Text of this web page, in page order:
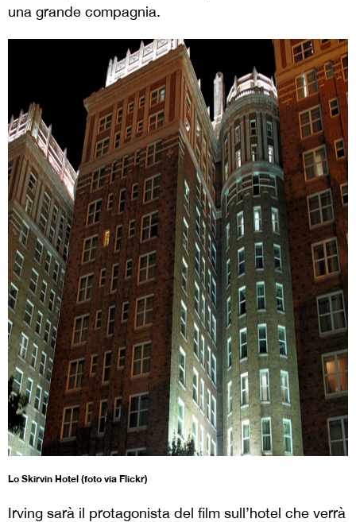
una grande compagnia.
Lo Skirvin Hotel (foto via Flickr)
Irving sarà il protagonista del film sull’hotel che verrà